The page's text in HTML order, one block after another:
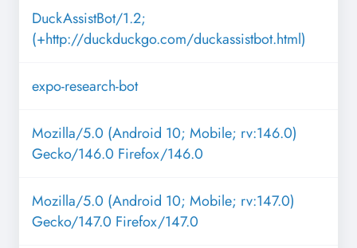
DuckAssistBot/1.2;
(+http://duckduckgo.com/duckassistbot.html)
expo-research-bot
Mozilla/5.0 (Android 10; Mobile; rv:146.0)
Gecko/146.0 Firefox/146.0
Mozilla/5.0 (Android 10; Mobile; rv:147.0)
Gecko/147.0 Firefox/147.0